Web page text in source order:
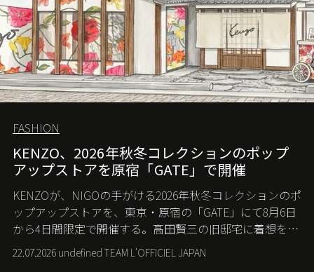
FASHION
KENZO、2026年秋冬コレクションのポップ
アップストアを原宿「GATE」で開催
KENZOが、NIGOの手がける2026年秋冬コレクションのポ
ップアップストアを、東京・原宿の「GATE」にて8月6日
から4日間限定で開催する。髙田賢三の旧邸宅に着想を得
た空間で、メゾンのヘリテージと遊び心が交差する最新
コレクションを紹介。
22.07.2026 undefined TEAM L'OFFICIEL JAPAN